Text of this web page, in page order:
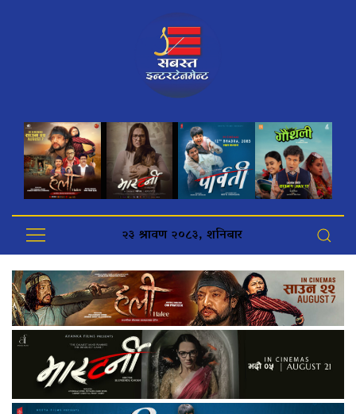
२३ श्रावण २०८३, शनिबार